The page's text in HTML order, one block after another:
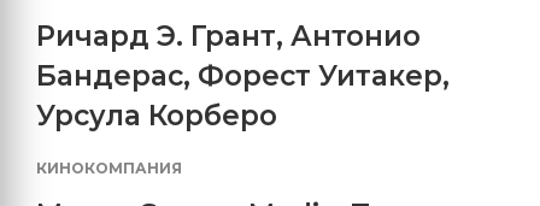
Ричард Э. Грант, Антонио
Бандерас, Форест Уитакер,
Урсула Корберо
КИНОКОМПАНИЯ